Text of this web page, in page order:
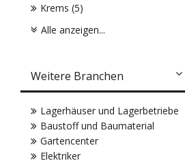
Krems (5)
Alle anzeigen...
Weitere Branchen
Lagerhäuser und Lagerbetriebe
Baustoff und Baumaterial
Gartencenter
Elektriker